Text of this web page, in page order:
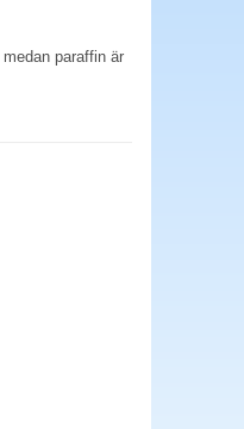
paraffin är
räkna med
billigare och